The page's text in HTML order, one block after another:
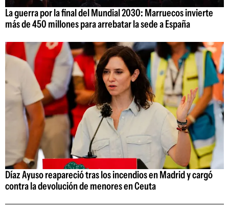
La guerra por la final del Mundial 2030: Marruecos invierte
más de 450 millones para arrebatar la sede a España
Díaz Ayuso reapareció tras los incendios en Madrid y cargó
contra la devolución de menores en Ceuta